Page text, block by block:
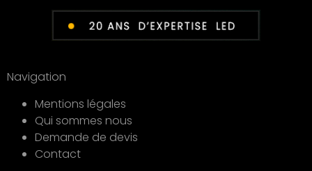
Navigation
Mentions légales
Qui sommes nous
Demande de devis
Contact